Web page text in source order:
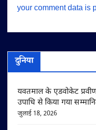
your comment data is
दुनिया
यवतमाल के एडवोकेट
उपाधि से किया गया
जुलाई 18, 2026